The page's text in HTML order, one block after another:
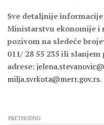
Sve detaljnije
Ministarstvu ekonomije i
pozivom na sledeće
011/ 28 55 235 ili
adrese:
milja.svrkota@merr.gov.rs.
PRETHODNO